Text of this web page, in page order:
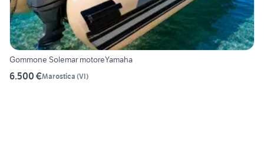
Gommone Solemar motoreYamaha
6.500 €Marostica (VI)